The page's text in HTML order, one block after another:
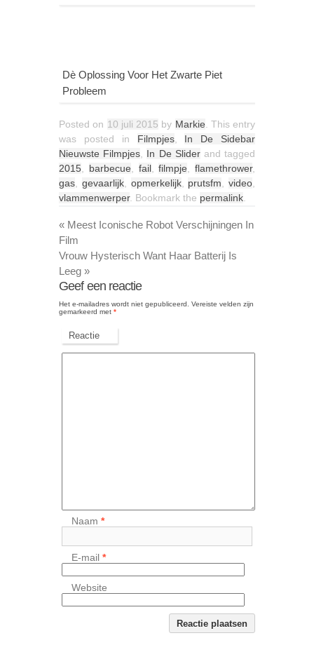
Dè Oplossing Voor Het Zwarte Piet
Probleem
Posted on 10 juli 2015 by Markie . This entry
was posted in Filmpjes, In De Sidebar
Nieuwste Filmpjes
In De Sliderand tagged
2015
barbecue fail,filmpje flamethrower,
gas
gevaarlijk, opmerkelijk, prutsfm video
vlammenwerper. Bookmark the permalink
« Meest Iconische Robot Verschijningen In
Film
Vrouw Hysterisch Want Haar Batterij Is
Leeg »
Geef een reactie
Het e-mailadres wordt niet gepubliceerd.
Vereiste velden zijn
gemarkeerd met *
Reactie
Naam*
E-mail*
Website